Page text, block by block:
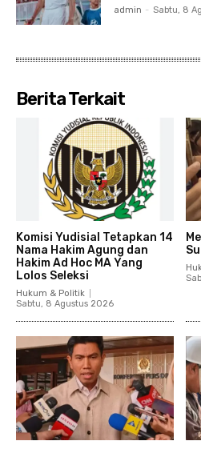
admin - Sabtu, 8
Berita Terkait
Komisi Yudisial Tetapkan 14
Nama Hakim Agung dan
Hakim Ad Hoc MA Yang
Lolos Seleksi
Hukum & Politik
Sabtu, 8 Agustus 2026